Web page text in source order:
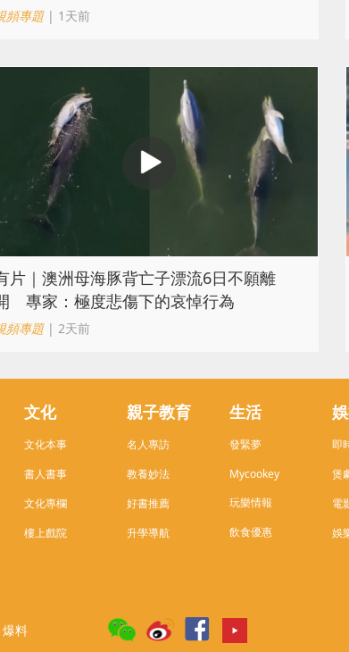
頻專題| 1天前
片｜澳洲母海豚背亡子漂流6日不願離
專家：極度悲傷下的哀悼行為
頻專題| 2天前
文化
文化本事
書人書事
文化專欄
樓上戲院
親子教育
名人專訪
教養妙法
好書推薦
升學導航
生活
發緊夢
Mycookey
玩樂情報
飲食優惠
即
煲
電
娛
爆料